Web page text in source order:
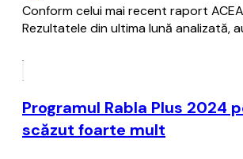
Conform celui mai recent raport
Rezultatele din ultima lună analizată,
Programul Rabla Plus
scăzut foarte mult